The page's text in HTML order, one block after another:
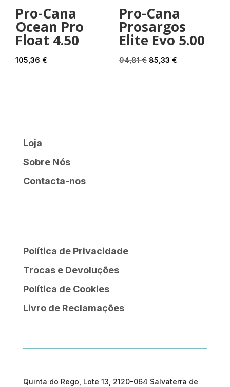
Pro-Cana
Ocean Pro
Float 4.50
105,36 €
Pro-Cana
Prosargos
Elite Evo 5.00
94,81€ O
85,33 €O
Loja
Sobre Nós
Contacta-nos
Política de Privacidade
Trocas e Devoluções
Política de Cookies
Livro de Reclamações
Quinta do Rego, Lote 13, 2120-064 Salvaterra de